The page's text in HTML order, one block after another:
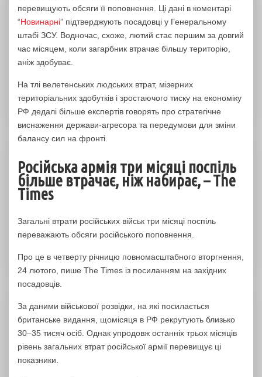
перевищують обсяги її поповнення. Ці дані в коментарі
“Новинарні” підтверджують посадовці у Генеральному
штабі ЗСУ. Водночас, схоже, лютий стає першим за довгий
час місяцем, коли загарбник втрачає більшу територію,
аніж здобуває.
На тлі велетенських людських втрат, мізерних
територіальних здобутків і зростаючого тиску на економіку
РФ дедалі більше експертів говорять про стратегічне
виснаження держави-агресора та передумови для зміни
балансу сил на фронті.
Російська армія три місяці поспіль
більше втрачає, ніж набирає, – The
Times
Загальні втрати російських військ три місяці поспіль
переважають обсяги російського поповнення.
Про це в четверту річницю повномасштабного вторгнення,
24 лютого, пише The Times із посиланням на західних
посадовців.
За даними військової розвідки, на які посилається
британське видання, щомісяця в РФ рекрутують близько
30–35 тисяч осіб. Однак упродовж останніх трьох місяців
рівень загальних втрат російської армії перевищує ці
показники.